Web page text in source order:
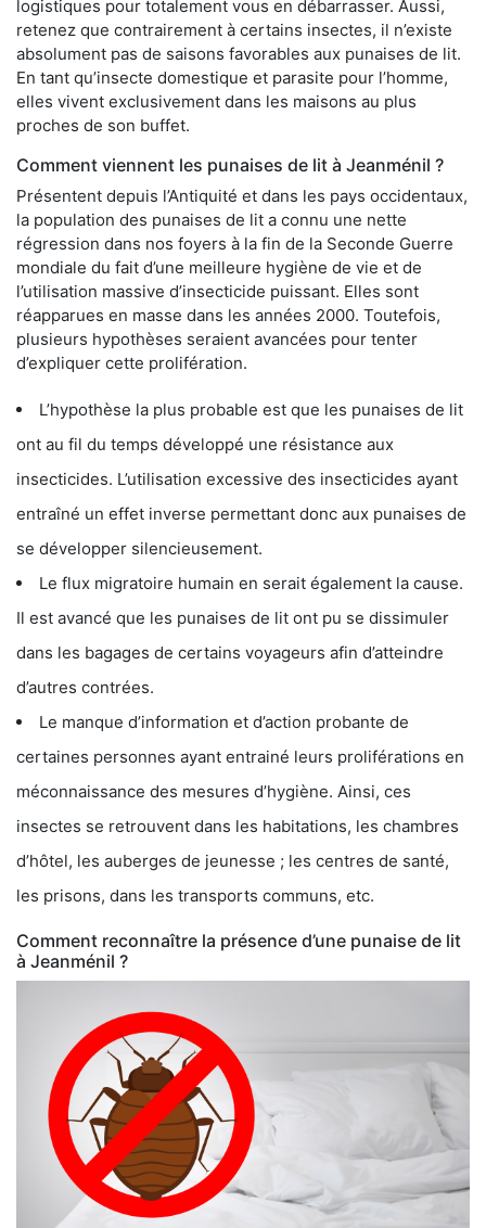
logistiques pour totalement vous en débarrasser. Aussi,
retenez que contrairement à certains insectes, il n’existe
absolument pas de saisons favorables aux punaises de lit.
En tant qu’insecte domestique et parasite pour l’homme,
elles vivent exclusivement dans les maisons au plus
proches de son buffet.
Comment viennent les punaises de lit à Jeanménil ?
Présentent depuis l’Antiquité et dans les pays occidentaux,
la population des punaises de lit a connu une nette
régression dans nos foyers à la fin de la Seconde Guerre
mondiale du fait d’une meilleure hygiène de vie et de
l’utilisation massive d’insecticide puissant. Elles sont
réapparues en masse dans les années 2000. Toutefois,
plusieurs hypothèses seraient avancées pour tenter
d’expliquer cette prolifération.
L’hypothèse la plus probable est que les punaises de lit
ont au fil du temps développé une résistance aux
insecticides. L’utilisation excessive des insecticides ayant
entraîné un effet inverse permettant donc aux punaises de
se développer silencieusement.
Le flux migratoire humain en serait également la cause.
Il est avancé que les punaises de lit ont pu se dissimuler
dans les bagages de certains voyageurs afin d’atteindre
d’autres contrées.
Le manque d’information et d’action probante de
certaines personnes ayant entrainé leurs proliférations en
méconnaissance des mesures d’hygiène. Ainsi, ces
insectes se retrouvent dans les habitations, les chambres
d’hôtel, les auberges de jeunesse ; les centres de santé,
les prisons, dans les transports communs, etc.
Comment reconnaître la présence d’une punaise de lit
à Jeanménil ?